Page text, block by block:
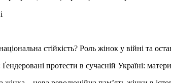
стійкість? Роль жінок у війні та
протести в сучасній Україні: